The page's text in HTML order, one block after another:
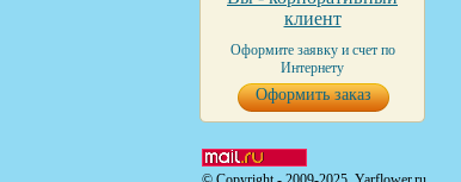
клиент
Оформите заявку и счет по
Интернету
Оформить заказ